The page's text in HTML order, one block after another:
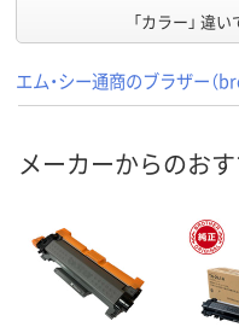
「カラー」 違
エム・シー通商のブラザー（
メーカーからのお